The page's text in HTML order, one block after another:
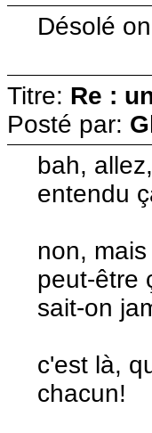
Désolé
Titre: Re :
Posté par:
bah,
entendu
non,
peut-être
sait-on
c'est là,
chacun!